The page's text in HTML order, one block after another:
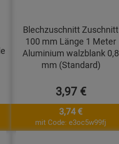
Blechzuschnitt Zuschnitt
100 mm Länge 1 Meter
Aluminium walzblank 0,8
mm (Standard)
3,97 €
3,74 €
mit Code: e3oc5w99fj